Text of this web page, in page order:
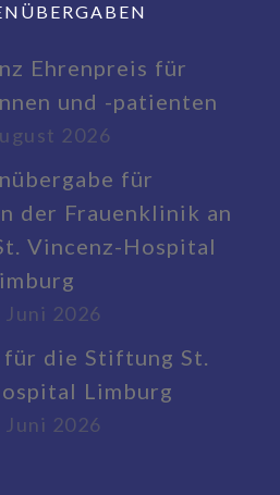
Ehrenpreis für
und -patienten
2026
für
der Frauenklinik an
Vincenz-Hospital
Juni 2026
für die Stiftung St.
Limburg
Juni 2026